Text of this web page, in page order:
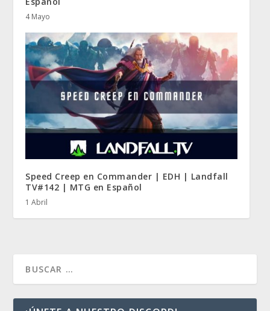
4 Mayo
Speed Creep en Commander | EDH | Landfall
TV#142 | MTG en Español
1 Abril